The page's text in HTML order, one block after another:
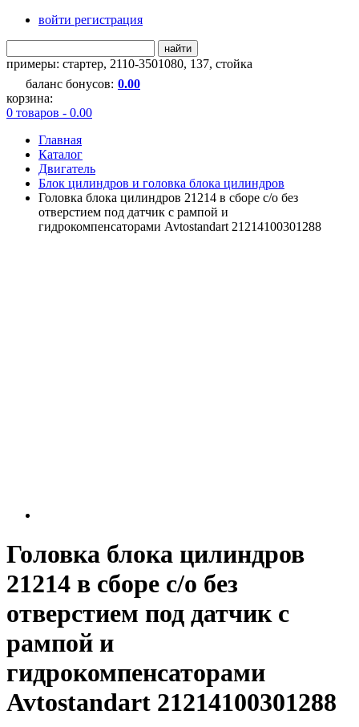
войти регистрация
найти
примеры: стартер, 2110-3501080, 137, стойка
баланс бонусов: 0.00
корзина:
0 товаров - 0.00
Главная
Каталог
Двигатель
Блок цилиндров и головка блока цилиндров
Головка блока цилиндров 21214 в сборе с/о без
отверстием под датчик с рампой и
гидрокомпенсаторами Avtostandart 21214100301288
Головка блока цилиндров
21214 в сборе с/о без
отверстием под датчик с
рампой и
гидрокомпенсаторами
Avtostandart 21214100301288